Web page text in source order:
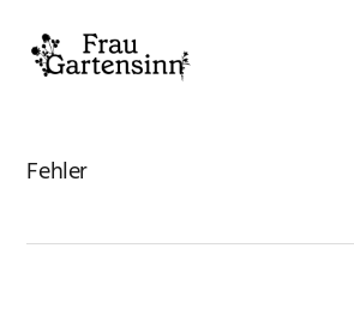
Hauptnavigation
springen
Inhalt
springen
Seitenspalte
springen
Fußzeile
springen
Fehler